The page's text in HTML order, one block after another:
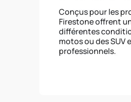
Conçus pour les
Firestone offrent
différentes
motos ou des SUV
professionnels.